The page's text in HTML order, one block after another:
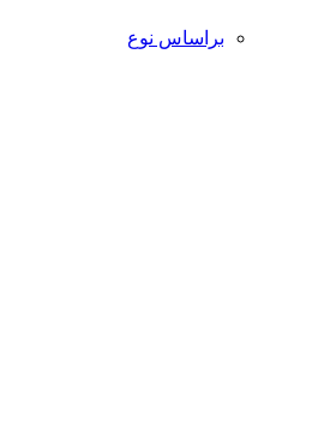
براساس نوع